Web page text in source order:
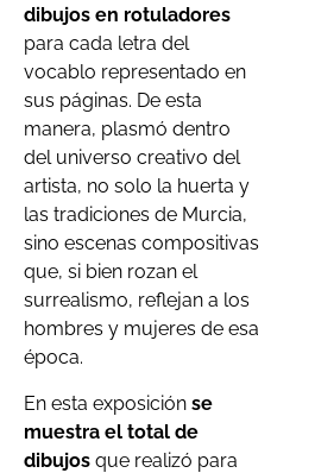
dibujos en rotuladores
para cada letra del
vocablo representado en
sus páginas. De esta
manera, plasmó dentro
del universo creativo del
artista, no solo la huerta y
las tradiciones de Murcia,
sino escenas compositivas
que, si bien rozan el
surrealismo, reflejan a los
hombres y mujeres de esa
época.
En esta exposición se
muestra el total de
dibujos que realizó para